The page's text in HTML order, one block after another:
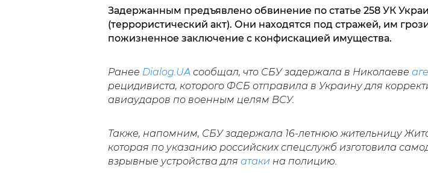
Задержанным предъявлено обвинение по статье 258 УК
(террористический акт). Они находятся под стражей, им
пожизненное заключение с конфискацией имущества.
Ранее Dialog.UA сообщал, что СБУ задержала в Николаеве
рецидивиста, которого ФСБ отправила в Украину для
авиаударов по военным целям ВСУ.
Также, напомним, СБУ задержала 16-летнюю жительницу
которая по указанию российских спецслужб изготовила
взрывные устройства для атаки на полицию.